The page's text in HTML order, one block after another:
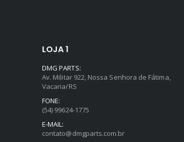
LOJA 1
DMG PARTS:
Av. Militar 922, Nossa Senhora de Fátima,
Vacaria/RS
FONE:
(54) 99624-1775
E-MAIL:
contato@dmgparts.com.br